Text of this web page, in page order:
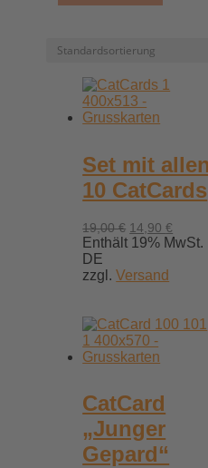
Set mit allen
10 CatCards
19,00€ Ursprünglicher
Preis
19,00 €
14,90€
Preis
Enthält 19% MwSt.
DE
zzgl.Versand
CatCard
„Junger
Gepard“